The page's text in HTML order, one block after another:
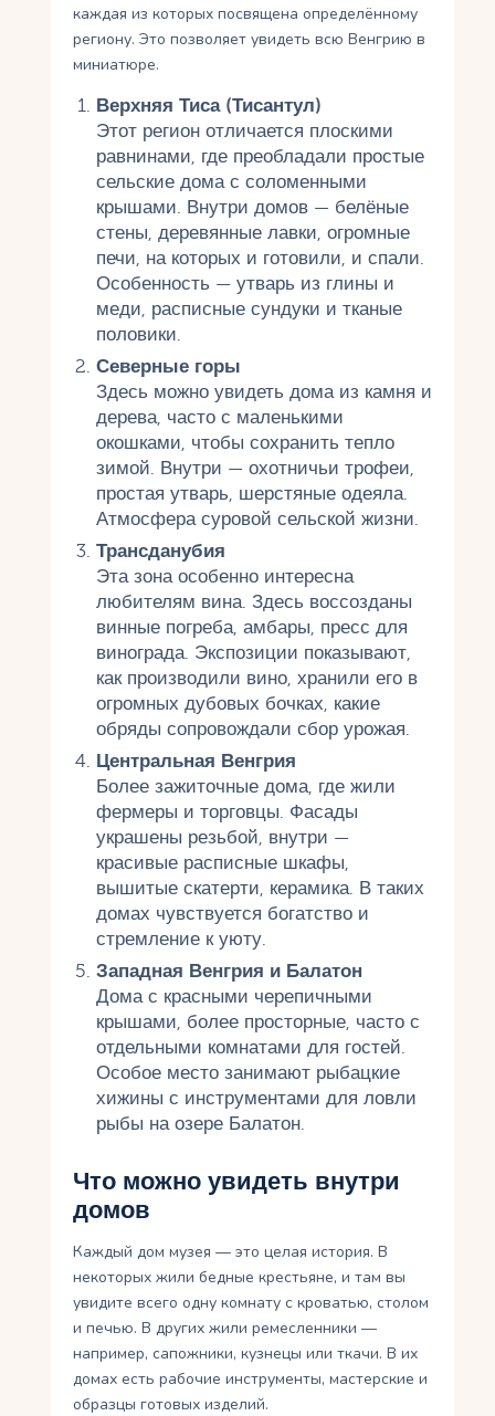
каждая из которых посвящена определённому
региону. Это позволяет увидеть всю Венгрию в
миниатюре.
Верхняя Тиса (Тисантул)
Этот регион отличается плоскими
равнинами, где преобладали простые
сельские дома с соломенными
крышами. Внутри домов — белёные
стены, деревянные лавки, огромные
печи, на которых и готовили, и спали.
Особенность — утварь из глины и
меди, расписные сундуки и тканые
половики.
Северные горы
Здесь можно увидеть дома из камня и
дерева, часто с маленькими
окошками, чтобы сохранить тепло
зимой. Внутри — охотничьи трофеи,
простая утварь, шерстяные одеяла.
Атмосфера суровой сельской жизни.
Трансданубия
Эта зона особенно интересна
любителям вина. Здесь воссозданы
винные погреба, амбары, пресс для
винограда. Экспозиции показывают,
как производили вино, хранили его в
огромных дубовых бочках, какие
обряды сопровождали сбор урожая.
Центральная Венгрия
Более зажиточные дома, где жили
фермеры и торговцы. Фасады
украшены резьбой, внутри —
красивые расписные шкафы,
вышитые скатерти, керамика. В таких
домах чувствуется богатство и
стремление к уюту.
Западная Венгрия и Балатон
Дома с красными черепичными
крышами, более просторные, часто с
отдельными комнатами для гостей.
Особое место занимают рыбацкие
хижины с инструментами для ловли
рыбы на озере Балатон.
Что можно увидеть внутри
домов
Каждый дом музея — это целая история. В
некоторых жили бедные крестьяне, и там вы
увидите всего одну комнату с кроватью, столом
и печью. В других жили ремесленники —
например, сапожники, кузнецы или ткачи. В их
домах есть рабочие инструменты, мастерские и
образцы готовых изделий.